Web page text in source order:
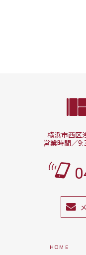
横浜市西区
営業時間／
ＨＯＭＥ